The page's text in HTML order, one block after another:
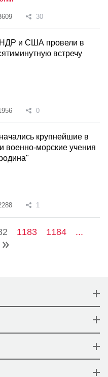
30
и США провели в
встречу
0
крупнейшие в
военно-морские учения
1
1183 1184
...